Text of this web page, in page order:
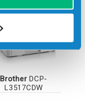
BrotherDCP-
L3517CDW